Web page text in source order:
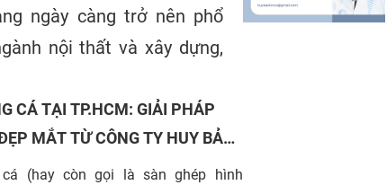
ngày càng trở nên phổ
nội thất và xây dựng,
Với những ưu điểm
năng và thẩm mỹ, gỗ
không chỉ là sự lựa chọn
CÁ TẠI TP.HCM: GIẢI PHÁP
MẮT TỪ CÔNG TY HUY BẢO
(hay còn gọi là sàn ghép hình